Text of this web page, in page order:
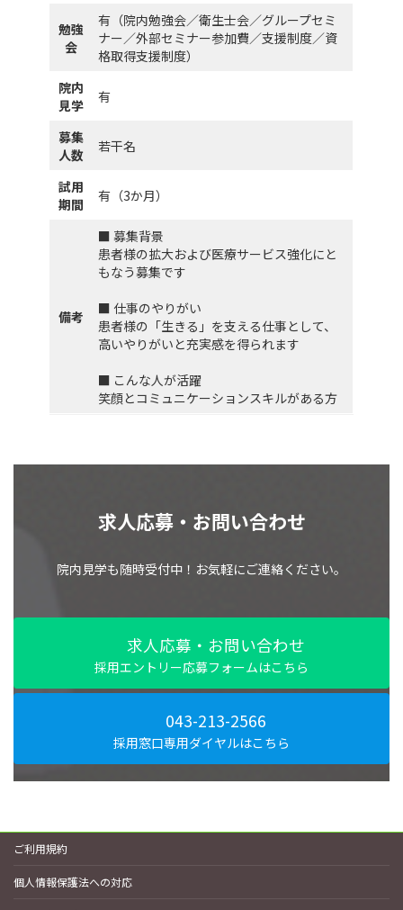
勉強
会
有（院内勉強会／衛生士会／グループセミ
ナー／外部セミナー参加費／支援制度／資
格取得支援制度）
院内
見学
有
募集
人数
若干名
試用
期間
有（3か月）
備考
■ 募集背景
患者様の拡大および医療サービス強化にと
もなう募集です
■ 仕事のやりがい
患者様の「生きる」を支える仕事として、
高いやりがいと充実感を得られます
■ こんな人が活躍
笑顔とコミュニケーションスキルがある方
求人応募・お問い合わせ
院内見学も随時受付中！お気軽にご連絡ください。
求人応募・お問い合わせ
採用エントリー応募フォームはこちら
043-213-2566
採用窓口専用ダイヤルはこちら
ご利用規約
個人情報保護法への対応